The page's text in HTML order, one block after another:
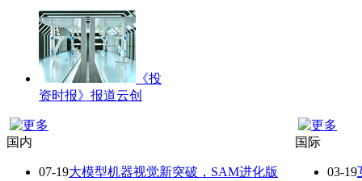
《投
资时报》报道云创
国内
07-19大模型机器视觉新突破，SAM进化版
国际
03-19